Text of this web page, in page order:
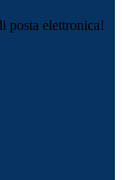
posta elettronica!